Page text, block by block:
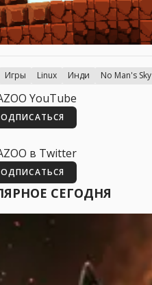
Игры Linux Инди No Man's Sky
YouTube
в Twitter
СЕГОДНЯ